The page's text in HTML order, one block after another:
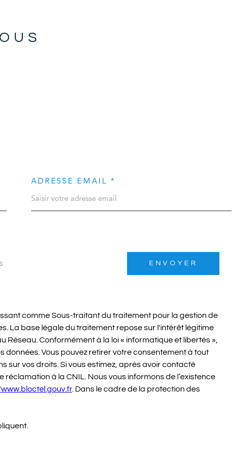
ADRESSE EMAIL *
ENVOYER
comme Sous-traitant du traitement pour la gestion de
La base légale du traitement repose sur l'intérêt légitime
Conformément à la loi « informatique et libertés »,
données. Vous pouvez retirer votre consentement à tout
sur vos droits. Si vous estimez, après avoir contacté
à la CNIL. Nous vous informons de l’existence
. Dans le cadre de la protection des